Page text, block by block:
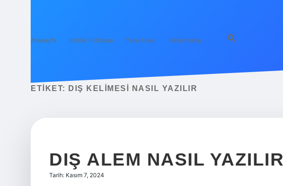
Anasayfa Gizlilik Politikası Yasal Uyarı Hakkımızda
ETIKET: DIŞ KELIMESI NASIL YAZILIR
DIŞ ALEM NASIL YAZILIR
Tarih: Kasım 7, 2024